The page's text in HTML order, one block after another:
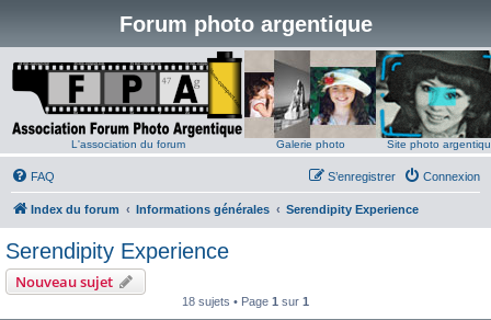
Forum photo argentique
L'association du forum Galerie photo Site photo
FAQ Connexion
S’enregistrer
Index du forum Informations générales Serendipity Experience
Serendipity Experience
Nouveau sujet
18 sujets • Page 1 sur 1